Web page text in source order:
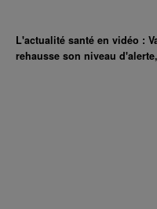
L'actualité santé en vidéo :
rehausse son niveau